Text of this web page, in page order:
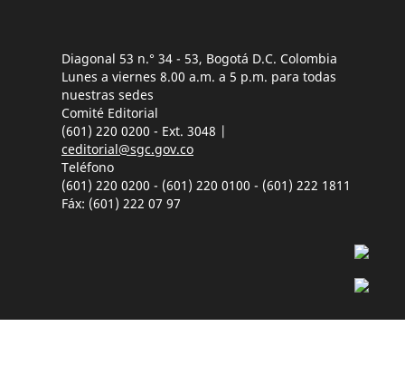
Diagonal 53 n.° 34 - 53, Bogotá D.C. Colombia
Lunes a viernes 8.00 a.m. a 5 p.m. para todas
nuestras sedes
Comité Editorial
(601) 220 0200 - Ext. 3048 |
ceditorial@sgc.gov.co
Teléfono
(601) 220 0200 - (601) 220 0100 - (601) 222 1811
Fáx: (601) 222 07 97